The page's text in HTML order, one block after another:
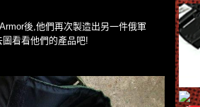
後,他們再次製造出另一件俄軍
看看他們的產品吧!